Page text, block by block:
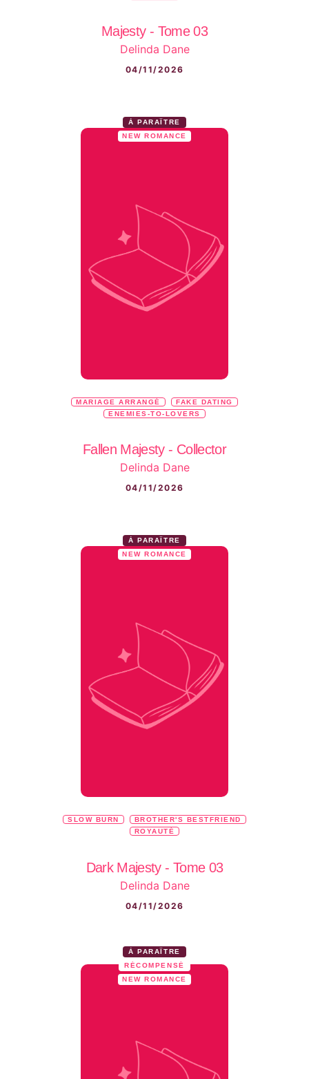
Majesty - Tome 03
Delinda Dane
04/11/2026
À PARAÎTRE
NEW ROMANCE
MARIAGE ARRANGÉ
FAKE DATING
ENEMIES-TO-LOVERS
Fallen Majesty - Collector
Delinda Dane
04/11/2026
À PARAÎTRE
NEW ROMANCE
SLOW BURN
BROTHER'S BESTFRIEND
ROYAUTÉ
Dark Majesty - Tome 03
Delinda Dane
04/11/2026
À PARAÎTRE
RÉCOMPENSÉ
NEW ROMANCE